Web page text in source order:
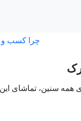
چرا کسب و
همه سنین، تماشای